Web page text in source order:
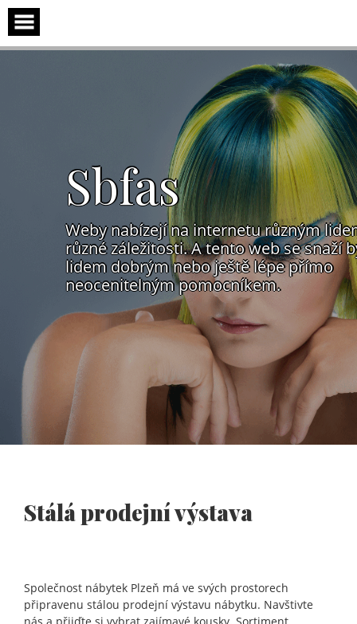
Skip
content
Sbfas
Weby nabízejí na internetu různým
různé záležitosti. A tento web se snaží
lidem dobrým nebo ještě lépe přímo
neocenitelným pomocníkem.
Stálá prodejní výstava
Společnost nábytek Plzeň má ve svých prostorech
připravenu stálou prodejní výstavu nábytku. Navštivte
nás a přijďte si vybrat zajímavé kousky. Sortiment